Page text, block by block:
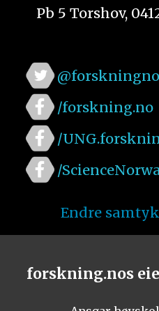
Pb 5 Torshov,
@forskningno
/forskning.no
/
/
Endre
forskning.nos